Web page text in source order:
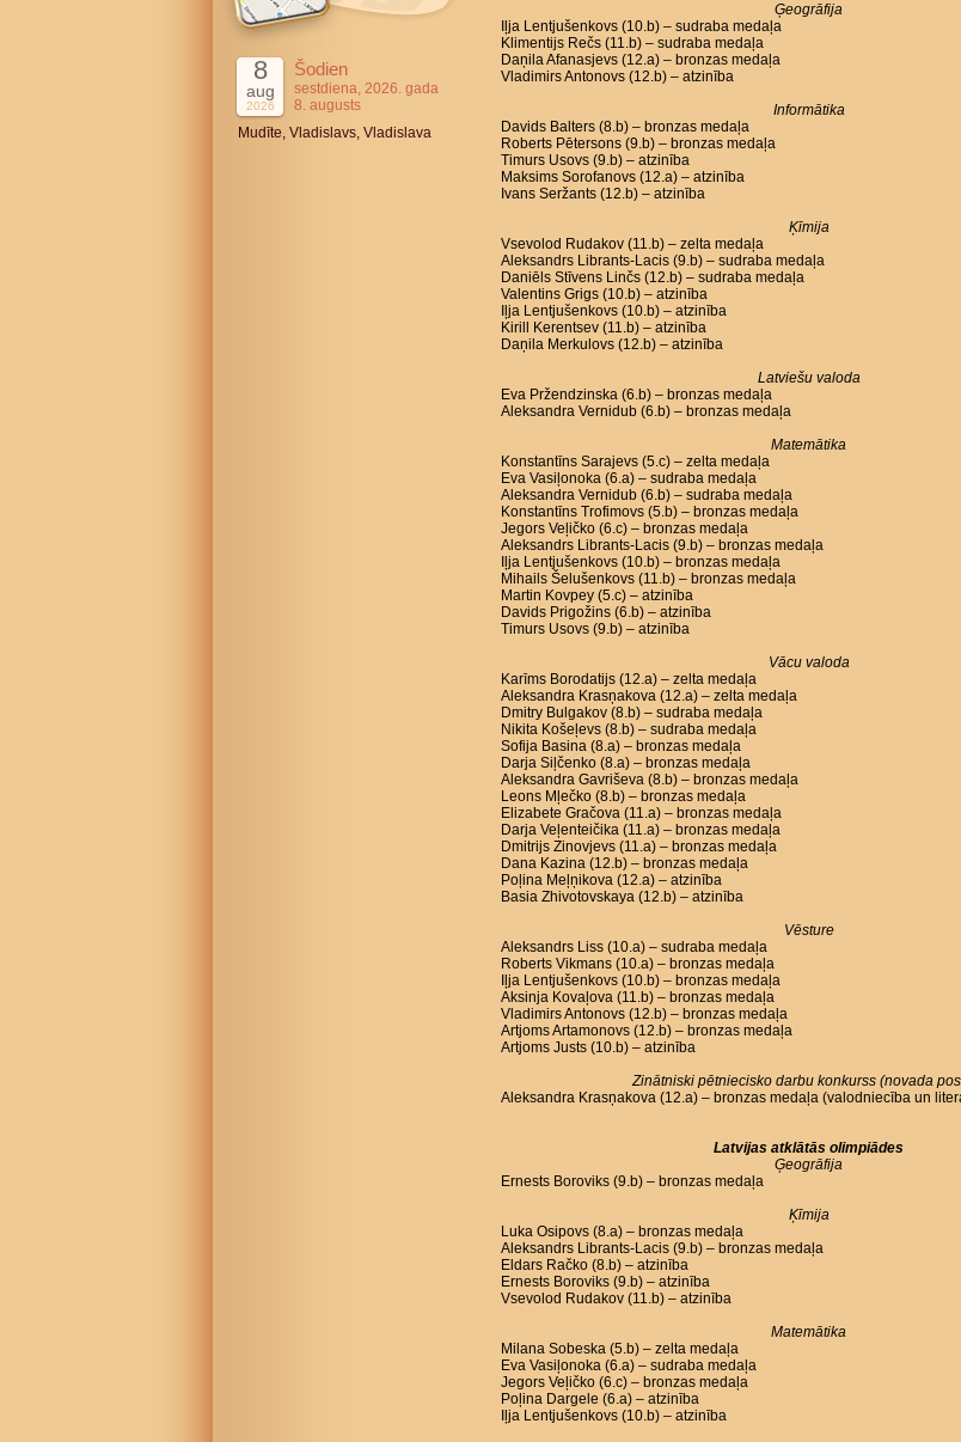
8
aug
2026
Šodien
sestdiena, 2026. gada
8. augusts
Mudīte, Vladislavs, Vladislava
Ģeogrāfija
Iļja Lentjušenkovs (10.b) – sudraba medaļa
Klimentijs Rečs (11.b) – sudraba medaļa
Daņila Afanasjevs (12.a) – bronzas medaļa
Vladimirs Antonovs (12.b) – atzinība
Informātika
Davids Balters (8.b) – bronzas medaļa
Roberts Pētersons (9.b) – bronzas medaļa
Timurs Usovs (9.b) – atzinība
Maksims Sorofanovs (12.a) – atzinība
Ivans Seržants (12.b) – atzinība
Ķīmija
Vsevolod Rudakov (11.b) – zelta medaļa
Aleksandrs Librants-Lacis (9.b) – sudraba medaļa
Daniēls Stīvens Linčs (12.b) – sudraba medaļa
Valentins Grigs (10.b) – atzinība
Iļja Lentjušenkovs (10.b) – atzinība
Kirill Kerentsev (11.b) – atzinība
Daņila Merkulovs (12.b) – atzinība
Latviešu valoda
Eva Pržendzinska (6.b) – bronzas medaļa
Aleksandra Vernidub (6.b) – bronzas medaļa
Matemātika
Konstantīns Sarajevs (5.c) – zelta medaļa
Eva Vasiļonoka (6.a) – sudraba medaļa
Aleksandra Vernidub (6.b) – sudraba medaļa
Konstantīns Trofimovs (5.b) – bronzas medaļa
Jegors Veļičko (6.c) – bronzas medaļa
Aleksandrs Librants-Lacis (9.b) – bronzas medaļa
Iļja Lentjušenkovs (10.b) – bronzas medaļa
Mihails Šelušenkovs (11.b) – bronzas medaļa
Martin Kovpey (5.c) – atzinība
Davids Prigožins (6.b) – atzinība
Timurs Usovs (9.b) – atzinība
Vācu valoda
Karīms Borodatijs (12.a) – zelta medaļa
Aleksandra Krasņakova (12.a) – zelta medaļa
Dmitry Bulgakov (8.b) – sudraba medaļa
Nikita Košeļevs (8.b) – sudraba medaļa
Sofija Basina (8.a) – bronzas medaļa
Darja Siļčenko (8.a) – bronzas medaļa
Aleksandra Gavriševa (8.b) – bronzas medaļa
Leons Mļečko (8.b) – bronzas medaļa
Elizabete Gračova (11.a) – bronzas medaļa
Darja Veļenteičika (11.a) – bronzas medaļa
Dmitrijs Zinovjevs (11.a) – bronzas medaļa
Dana Kazina (12.b) – bronzas medaļa
Poļina Meļņikova (12.a) – atzinība
Basia Zhivotovskaya (12.b) – atzinība
Vēsture
Aleksandrs Liss (10.a) – sudraba medaļa
Roberts Vikmans (10.a) – bronzas medaļa
Iļja Lentjušenkovs (10.b) – bronzas medaļa
Aksinja Kovaļova (11.b) – bronzas medaļa
Vladimirs Antonovs (12.b) – bronzas medaļa
Artjoms Artamonovs (12.b) – bronzas medaļa
Artjoms Justs (10.b) – atzinība
Zinātniski pētniecisko darbu konkurss (novada
Aleksandra Krasņakova (12.a) – bronzas medaļa (valodniecība un
Latvijas atklātās olimpiādes
Ģeogrāfija
Ernests Boroviks (9.b) – bronzas medaļa
Ķīmija
Luka Osipovs (8.a) – bronzas medaļa
Aleksandrs Librants-Lacis (9.b) – bronzas medaļa
Eldars Račko (8.b) – atzinība
Ernests Boroviks (9.b) – atzinība
Vsevolod Rudakov (11.b) – atzinība
Matemātika
Milana Sobeska (5.b) – zelta medaļa
Eva Vasiļonoka (6.a) – sudraba medaļa
Jegors Veļičko (6.c) – bronzas medaļa
Poļina Dargele (6.a) – atzinība
Iļja Lentjušenkovs (10.b) – atzinība